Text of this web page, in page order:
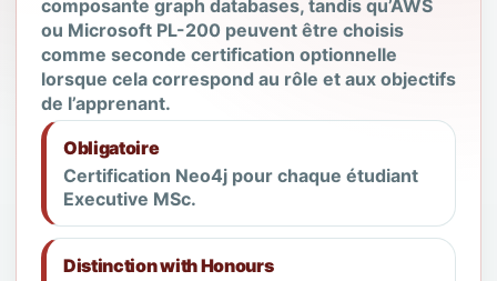
composante graph databases, tandis qu’AWS
ou Microsoft PL-200 peuvent être choisis
comme seconde certification optionnelle
lorsque cela correspond au rôle et aux objectifs
de l’apprenant.
Obligatoire
Certification Neo4j pour chaque étudiant
Executive MSc.
Distinction with Honours